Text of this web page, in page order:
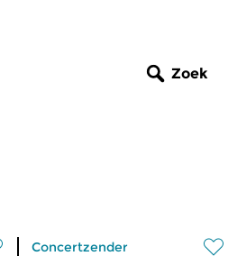
Zoek
Concertzender